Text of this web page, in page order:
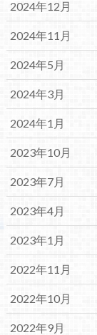
2024年12月
2024年11月
2024年5月
2024年3月
2024年1月
2023年10月
2023年7月
2023年4月
2023年1月
2022年11月
2022年10月
2022年9月